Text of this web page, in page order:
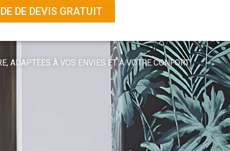
DE DEVIS GRATUIT
ADAPTÉES À VOS ENVIES ET À VOTRE CONFORT.